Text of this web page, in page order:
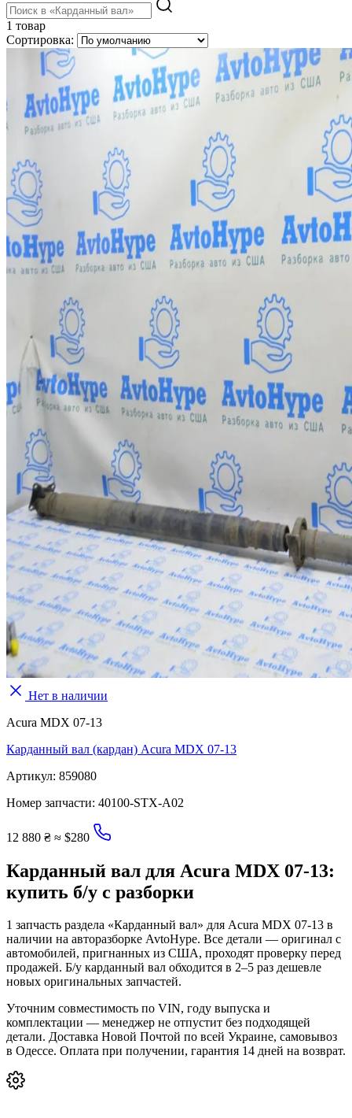
1 товар
Сортировка:
Нет в наличии
Acura MDX 07-13
Карданный вал (кардан) Acura MDX 07-13
Артикул: 859080
Номер запчасти: 40100-STX-A02
12 880 ₴ ≈ $280
Карданный вал для Acura MDX 07-13:
купить б/у с разборки
1 запчасть раздела «Карданный вал» для Acura MDX 07-13 в
наличии на авторазборке AvtoHype. Все детали — оригинал с
автомобилей, пригнанных из США, проходят проверку перед
продажей. Б/у карданный вал обходится в 2–5 раз дешевле
новых оригинальных запчастей.
Уточним совместимость по VIN, году выпуска и
комплектации — менеджер не отпустит без подходящей
детали. Доставка Новой Почтой по всей Украине, самовывоз
в Одессе. Оплата при получении, гарантия 14 дней на возврат.